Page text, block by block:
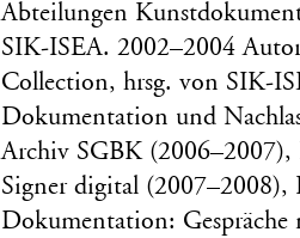
Abteilungen
SIK-ISEA. 2002–2004
Collection, hrsg. von SIK-
Dokumentation und
Archiv SGBK (2006–2007),
Signer digital
Dokumentation: Gespräche